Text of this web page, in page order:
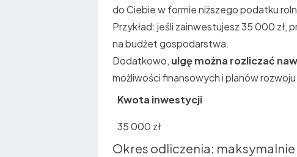
do Ciebie w formie niższego podatku
Przykład: jeśli zainwestujesz 35 000 zł,
na budżet gospodarstwa.
Dodatkowo, ulgę można rozliczać
możliwości finansowych i planów
Kwota inwestycji
35 000 zł
Okres odliczenia: maksymalnie